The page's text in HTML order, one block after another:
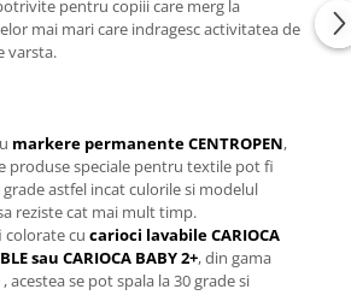
pentru copiii care merg la
mai mari care indragesc activitatea de
varsta.
markere permanente CENTROPEN,
produse speciale pentru textile pot fi
astfel incat culorile si modelul
reziste cat mai mult timp.
colorate cu carioci lavabile CARIOCA
sau CARIOCA BABY 2+, din gama
acestea se pot spala la 30 grade si